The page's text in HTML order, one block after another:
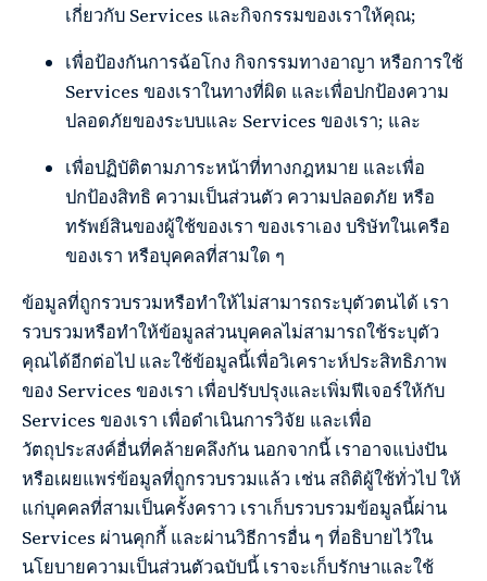
เกี่ยวกับ Services และกิจกรรมของเราให้คุณ;
เพื่อป้องกันการฉ้อโกง กิจกรรมทางอาญา หรือการใช้
Services ของเราในทางที่ผิด และเพื่อปกป้องความ
ปลอดภัยของระบบและ Services ของเรา; และ
เพื่อปฏิบัติตามภาระหน้าที่ทางกฎหมาย และเพื่อ
ปกป้องสิทธิ ความเป็นส่วนตัว ความปลอดภัย หรือ
ทรัพย์สินของผู้ใช้ของเรา ของเราเอง บริษัทในเครือ
ของเรา หรือบุคคลที่สามใด ๆ
ข้อมูลที่ถูกรวบรวมหรือทำให้ไม่สามารถระบุตัวตนได้ เรา
รวบรวมหรือทำให้ข้อมูลส่วนบุคคลไม่สามารถใช้ระบุตัว
คุณได้อีกต่อไป และใช้ข้อมูลนี้เพื่อวิเคราะห์ประสิทธิภาพ
ของ Services ของเรา เพื่อปรับปรุงและเพิ่มฟีเจอร์ให้กับ
Services ของเรา เพื่อดำเนินการวิจัย และเพื่อ
วัตถุประสงค์อื่นที่คล้ายคลึงกัน นอกจากนี้ เราอาจแบ่งปัน
หรือเผยแพร่ข้อมูลที่ถูกรวบรวมแล้ว เช่น สถิติผู้ใช้ทั่วไป ให้
แก่บุคคลที่สามเป็นครั้งคราว เราเก็บรวบรวมข้อมูลนี้ผ่าน
Services ผ่านคุกกี้ และผ่านวิธีการอื่น ๆ ที่อธิบายไว้ใน
นโยบายความเป็นส่วนตัวฉบับนี้ เราจะเก็บรักษาและใช้